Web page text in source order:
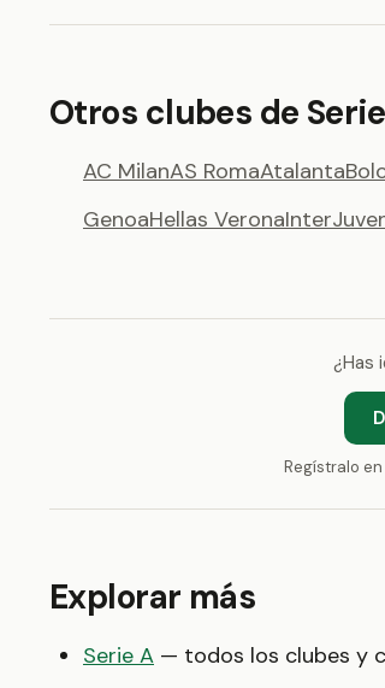
Otros clubes de
AC MilanAS RomaAtalanta
GenoaHellas VeronaInter
¿Has
Regístralo
Explorar más
Serie A — todos los clubes y